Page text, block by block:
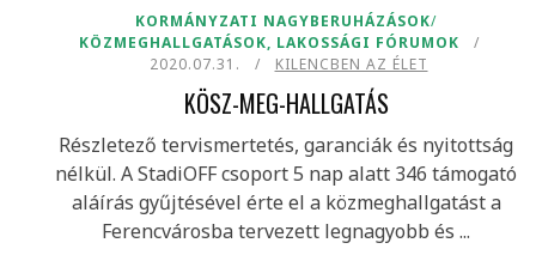
KORMÁNYZATI NAGYBERUHÁZÁSOK/
KÖZMEGHALLGATÁSOK, LAKOSSÁGI FÓRUMOK
2020.07.31.
KILENCBEN AZ ÉLET
KÖSZ-MEG-HALLGATÁS
Részletező tervismertetés, garanciák és nyitottság
nélkül. A StadiOFF csoport 5 nap alatt 346 támogató
aláírás gyűjtésével érte el a közmeghallgatást a
Ferencvárosba tervezett legnagyobb és ...